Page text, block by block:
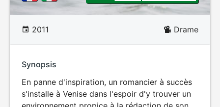
2011 Drame
Synopsis
En panne d'inspiration, un romancier à succès
s'installe à Venise dans l'espoir d'y trouver un